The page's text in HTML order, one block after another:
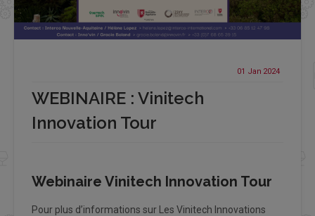
01 Jan 2024
WEBINAIRE : Vinitech
Innovation Tour
Webinaire Vinitech Innovation Tour
​​​​​​​Pour plus d’informations sur Les Vinitech Innovations